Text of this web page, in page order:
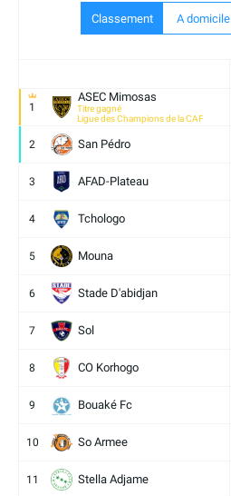
Classement A domicile
1
ASEC Mimosas
Titre gagné
Ligue des Champions de la CAF
2 San Pédro
3 AFAD-Plateau
4 Tchologo
5 Mouna
6 Stade D'abidjan
7 Sol
8 CO Korhogo
9 Bouaké Fc
10 So Armee
11 Stella Adjame